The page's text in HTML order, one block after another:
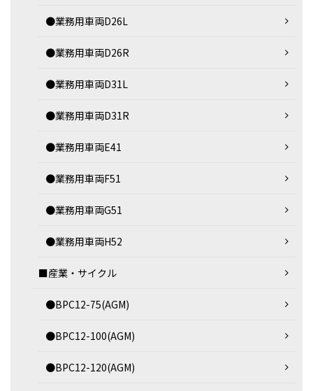
●業務用車両D26L
●業務用車両D26R
●業務用車両D31L
●業務用車両D31R
●業務用車両E41
●業務用車両F51
●業務用車両G51
●業務用車両H52
■産業・サイクル
●BPC12-75(AGM)
●BPC12-100(AGM)
●BPC12-120(AGM)